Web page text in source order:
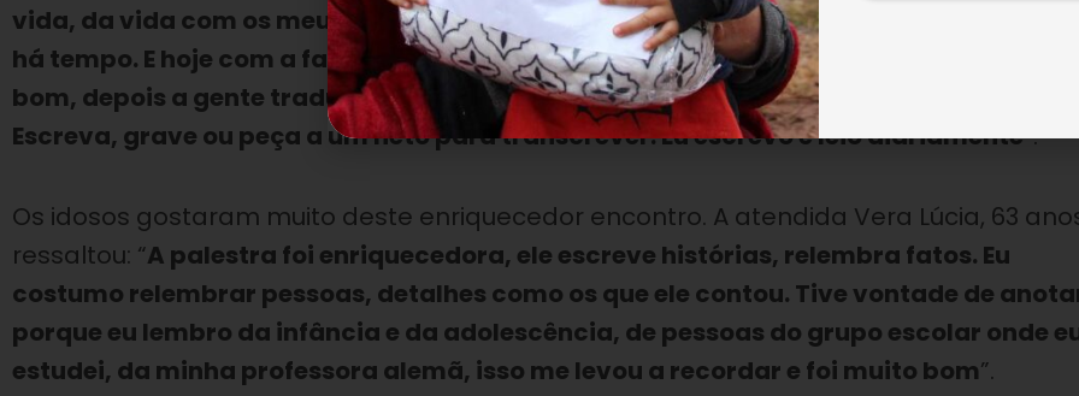
vida, da vida com os meus amigos, das coisas que eu presenciei, escrevo tudo. Sempre
há tempo. E hoje com a facilidade que nós temos para gravar imagens, sons, é muito
bom, depois a gente traduz para o livro e aprimora a linguagem. Ninguém está velho.
Escreva, grave ou peça a um neto para transcrever. Eu escrevo e leio diariamente”.
Os idosos gostaram muito deste enriquecedor encontro. A atendida Vera Lúcia, 63
ressaltou: “A palestra foi enriquecedora, ele escreve histórias, relembra fatos. Eu
costumo relembrar pessoas, detalhes como os que ele contou. Tive vontade de
porque eu lembro da infância e da adolescência, de pessoas do grupo escolar onde
estudei, da minha professora alemã, isso me levou a recordar e foi muito bom”.